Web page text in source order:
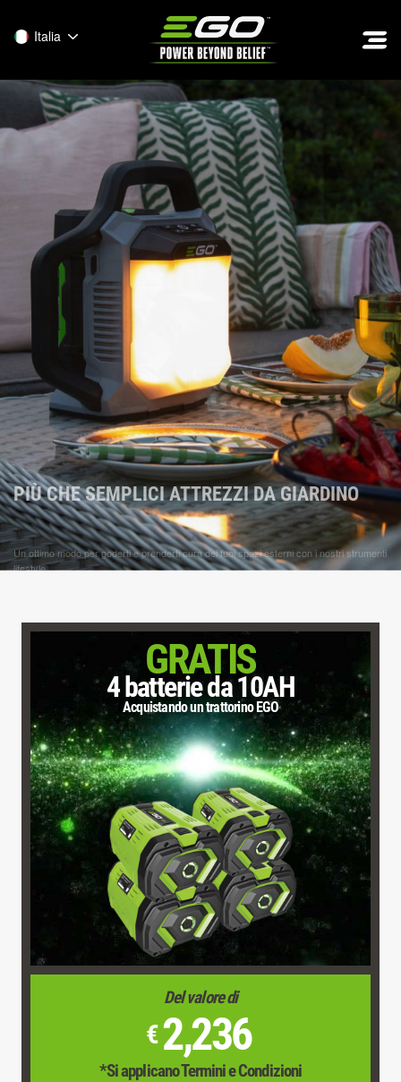
Italia
PIÙ CHE SEMPLICI ATTREZZI DA GIARDINO
Un ottimo modo per goderti e prenderti cura dei tuoi spazi esterni con i nostri strumenti
lifestyle
Esplora la categoria
GRATIS
4 batterie da 10AH
Acquistando un trattorino EGO
Del valore di
€2,236
*Si applicano Termini e Condizioni